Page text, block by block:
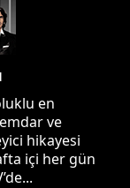
en
ve
hikayesi
içi her gün